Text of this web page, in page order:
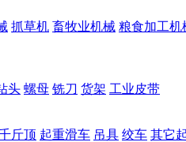
抓草机 畜牧业机械 粮食加工机
头 螺母 铣刀 货架 工业皮带
斤顶 起重滑车 吊具 绞车 其它